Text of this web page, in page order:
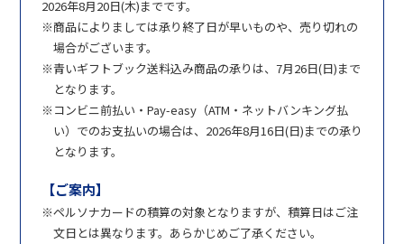
2026年8月20日(木)までです。
商品によりましては承り終了日が早いものや、売り切れの
場合がございます。
青いギフトブック送料込み商品の承りは、7月26日(日)まで
となります。
コンビニ前払い・Pay-easy（ATM・ネットバンキング払
い）でのお支払いの場合は、2026年8月16日(日)までの承り
となります。
【ご案内】
ペルソナカードの積算の対象となりますが、積算日はご注
文日とは異なります。あらかじめご了承ください。